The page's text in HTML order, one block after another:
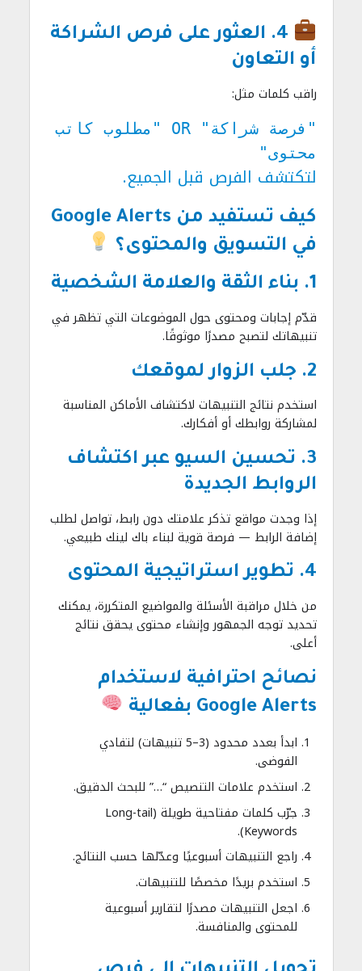
4. العثور على فرص الشراكة
أو التعاون
راقب كلمات مثل:
"فرصة شراكة" OR "مطلوب كاتب
محتوى"
لتكتشف الفرص قبل الجميع.
كيف تستفيد من Google Alerts
في التسويق والمحتوى؟
1. بناء الثقة والعلامة الشخصية
قدّم إجابات ومحتوى حول الموضوعات التي تظهر في
تنبيهاتك لتصبح مصدرًا موثوقًا.
2. جلب الزوار لموقعك
استخدم نتائج التنبيهات لاكتشاف الأماكن المناسبة
لمشاركة روابطك أو أفكارك.
3. تحسين السيو عبر اكتشاف
الروابط الجديدة
إذا وجدت مواقع تذكر علامتك دون رابط، تواصل لطلب
إضافة الرابط — فرصة قوية لبناء باك لينك طبيعي.
4. تطوير استراتيجية المحتوى
من خلال مراقبة الأسئلة والمواضيع المتكررة، يمكنك
تحديد توجه الجمهور وإنشاء محتوى يحقق نتائج
أعلى.
نصائح احترافية لاستخدام
Google Alerts بفعالية
ابدأ بعدد محدود (3–5 تنبيهات) لتفادي
الفوضى.
استخدم علامات التنصيص “…” للبحث الدقيق.
جرّب كلمات مفتاحية طويلة (Long-tail
Keywords).
راجع التنبيهات أسبوعيًا وعدّلها حسب النتائج.
استخدم بريدًا مخصصًا للتنبيهات.
اجعل التنبيهات مصدرًا لتقارير أسبوعية
للمحتوى والمنافسة.